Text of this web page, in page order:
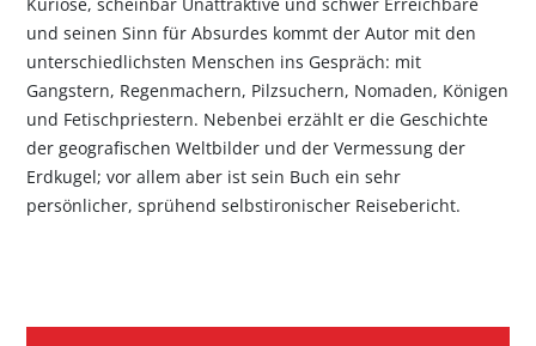
und seinen Sinn für Absurdes kommt der Autor mit den
unterschiedlichsten Menschen ins Gespräch: mit
Gangstern, Regenmachern, Pilzsuchern, Nomaden, Königen
und Fetischpriestern. Nebenbei erzählt er die Geschichte
der geografischen Weltbilder und der Vermessung der
Erdkugel; vor allem aber ist sein Buch ein sehr
persönlicher, sprühend selbstironischer Reisebericht.